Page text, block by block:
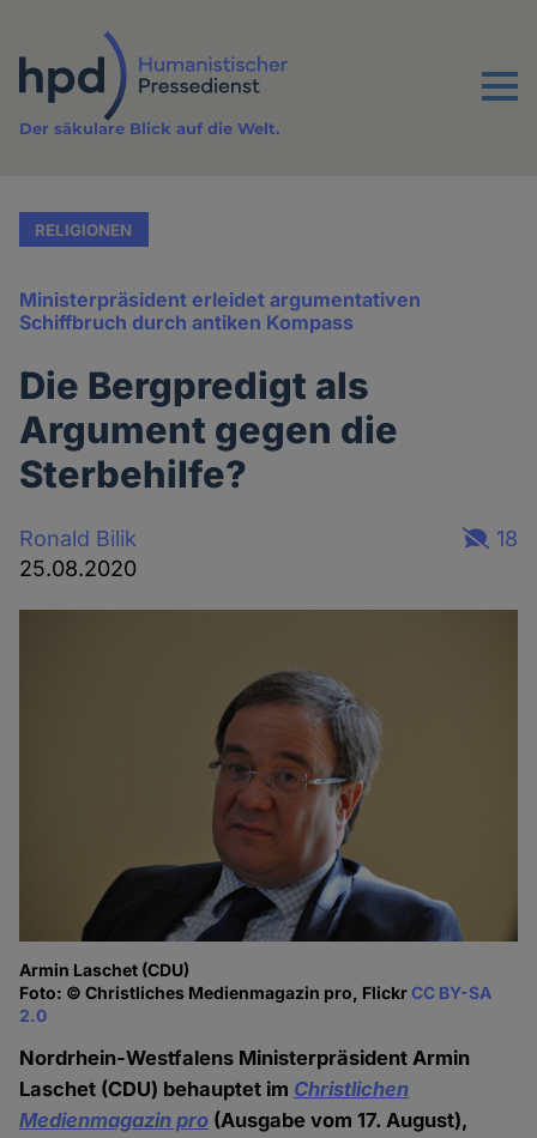
Inhalt
Menu
Der säkulare Blick auf die Welt.
RELIGIONEN
Ministerpräsident erleidet argumentativen
Schiffbruch durch antiken Kompass
Die Bergpredigt als
Argument gegen die
Sterbehilfe?
Ronald Bilik
25.08.2020
18
Armin Laschet (CDU)
Foto: © Christliches Medienmagazin pro, FlickrCC BY-SA
2.0
Nordrhein-Westfalens Ministerpräsident Armin
Laschet (CDU) behauptet im Christlichen
Medienmagazin pro (Ausgabe vom 17. August),